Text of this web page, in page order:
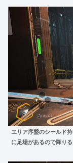
エリア序盤のシールド
に足場があるので降りる